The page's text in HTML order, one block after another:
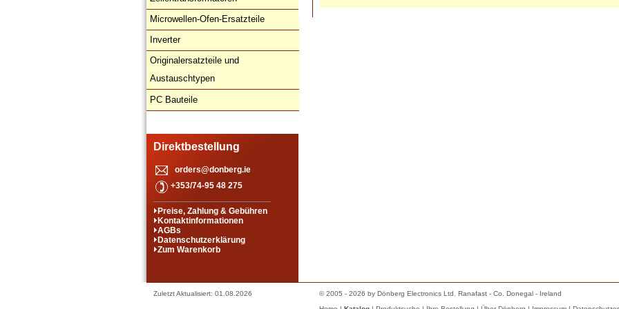
Microwellen-Ofen-Ersatzteile
Inverter
Originalersatzteile und
Austauschtypen
PC Bauteile
Direktbestellung
orders@donberg.ie
+353/74-95 48 275
Preise, Zahlung & Gebühren
Kontaktinformationen
AGBs
Datenschutzerklärung
Zum Warenkorb
Zuletzt Aktualisiert: 01.08.2026
© 2005 - 2026 by Dönberg Electronics Ltd. Ranafast - Co. Donegal - Ireland